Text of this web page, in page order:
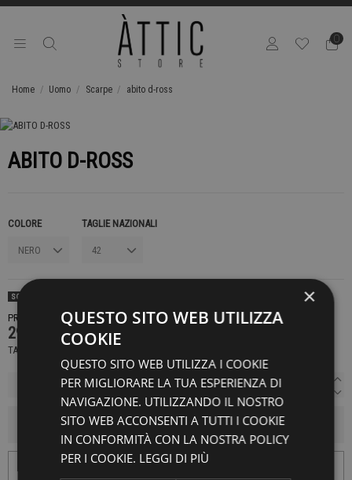
0
Home Uomo Scarpe abito d-ross
ABITO D-ROSS
COLORE TAGLIE NAZIONALI
SOLD OUT
PRODOTTO NON DISPONIBILE CONTATTACI PER SAPERE DI PIÙ
299,00 €
TASSE INCLUSE
AGGIUNGI AL CARRELLO
×
QUESTO SITO WEB UTILIZZA
COOKIE
QUESTO SITO WEB UTILIZZA I COOKIE
PER MIGLIORARE LA TUA ESPERIENZA DI
NAVIGAZIONE. UTILIZZANDO IL NOSTRO
SITO WEB ACCONSENTI A TUTTI I COOKIE
IN CONFORMITÀ CON LA NOSTRA POLICY
PER I COOKIE. LEGGI DI PIÙ